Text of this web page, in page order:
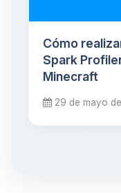
Cómo
Spark
Minecraft
29 de mayo